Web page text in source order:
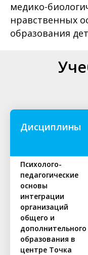
медико-
нравственных
образования
Дисциплины
Психолого-
педагогические
основы
интеграции
организаций
общего и
дополнительного
образования в
центре Точка